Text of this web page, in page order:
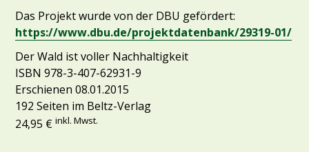
Das Projekt wurde von der DBU gefördert:
https://www.dbu.de/projektdatenbank/29319-01/
Der Wald ist voller Nachhaltigkeit
ISBN 978-3-407-62931-9
Erschienen 08.01.2015
192 Seiten im Beltz-Verlag
24,95 €inkl. Mwst.